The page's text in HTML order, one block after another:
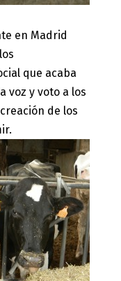
en Madrid
que acaba
voz y voto a los
de los